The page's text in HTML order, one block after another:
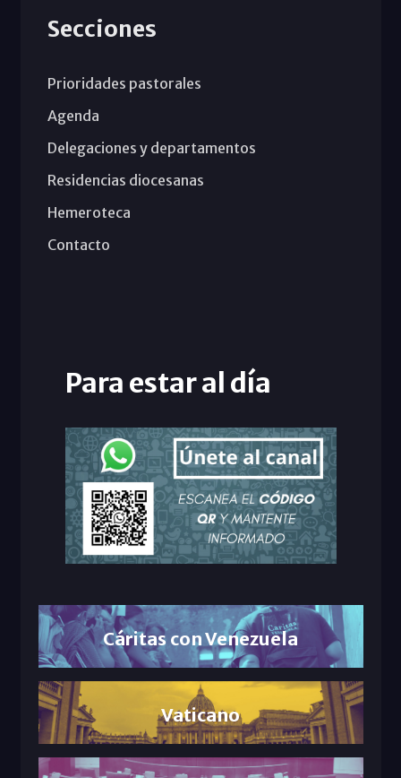
Secciones
Prioridades pastorales
Agenda
Delegaciones y departamentos
Residencias diocesanas
Hemeroteca
Contacto
Para estar al día
Cáritas con Venezuela
Vaticano